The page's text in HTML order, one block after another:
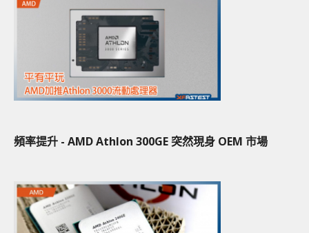
頻率提升 - AMD Athlon 300GE 突然現身 OEM 市場